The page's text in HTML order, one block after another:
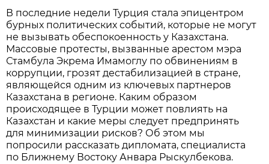
В последние недели Турция стала эпицентром
бурных политических событий, которые не могут
не вызывать обеспокоенность у Казахстана.
Массовые протесты, вызванные арестом мэра
Стамбула Экрема Имамоглу по обвинениям в
коррупции, грозят дестабилизацией в стране,
являющейся одним из ключевых партнеров
Казахстана в регионе. Каким образом
происходящее в Турции может повлиять на
Казахстан и какие меры следует предпринять
для минимизации рисков? Об этом мы
попросили рассказать дипломата, специалиста
по Ближнему Востоку Анвара Рыскулбекова.